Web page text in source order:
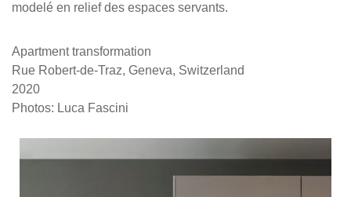
modelé en relief des espaces servants.
Apartment transformation
Rue Robert-de-Traz, Geneva, Switzerland
2020
Photos: Luca Fascini